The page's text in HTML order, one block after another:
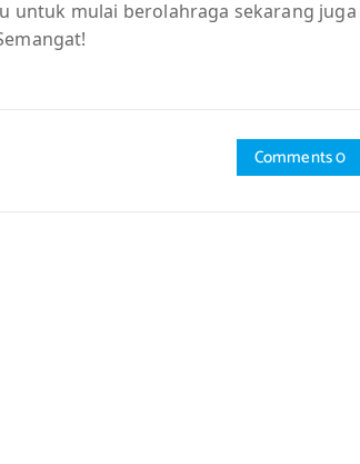
untuk mulai berolahraga sekarang juga
Comments 0